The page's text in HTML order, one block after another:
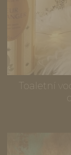
Toaletní